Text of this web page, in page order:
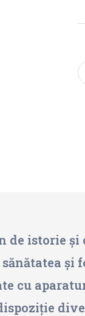
de istorie și
și
cu